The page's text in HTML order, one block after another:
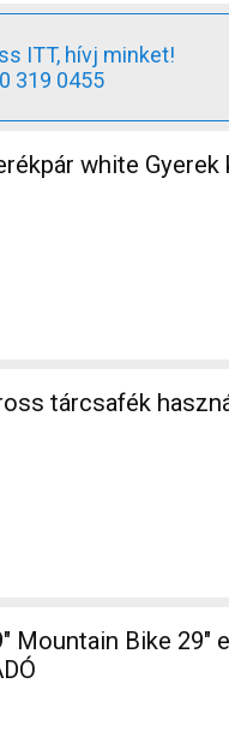
ITT, hívj minket!
319 0455
white
tárcsafék
Mountain Bike 29"